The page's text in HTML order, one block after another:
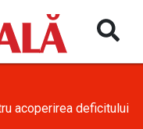
acoperirea deficitului